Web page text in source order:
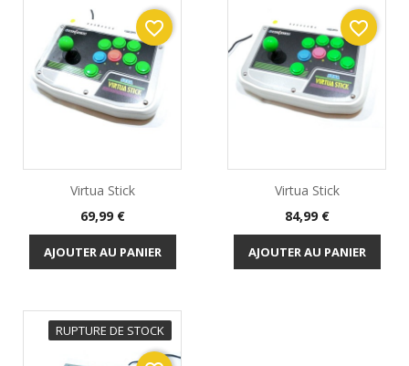
Virtua Stick
Prix
69,99 €
AJOUTER AU PANIER
favorite_border
Virtua Stick
Prix
84,99 €
AJOUTER AU PANIER
favorite_border
RUPTURE DE STOCK